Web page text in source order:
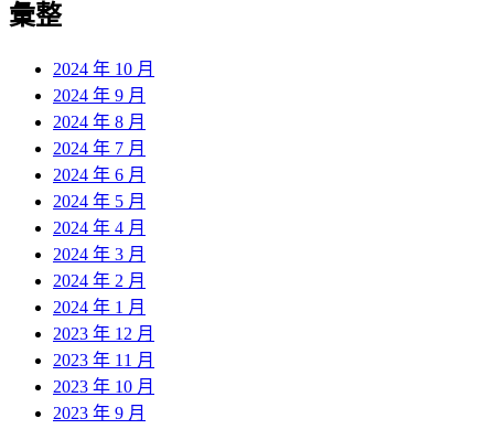
彙整
2024 年 10 月
2024 年 9 月
2024 年 8 月
2024 年 7 月
2024 年 6 月
2024 年 5 月
2024 年 4 月
2024 年 3 月
2024 年 2 月
2024 年 1 月
2023 年 12 月
2023 年 11 月
2023 年 10 月
2023 年 9 月